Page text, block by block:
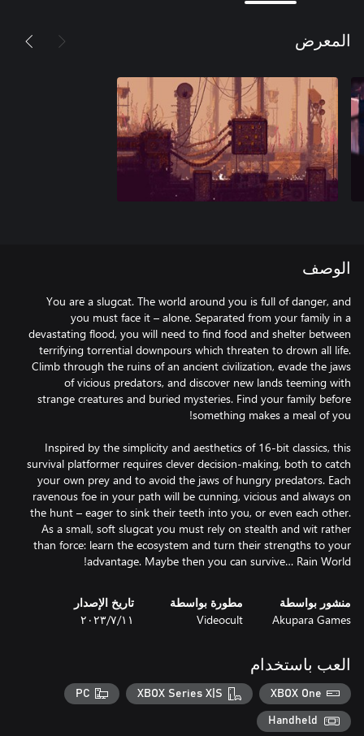
المعرض
الوصف
You are a slugcat. The world around you is full of danger, and
you must face it – alone. Separated from your family in a
devastating flood, you will need to find food and shelter between
terrifying torrential downpours which threaten to drown all life.
Climb through the ruins of an ancient civilization, evade the jaws
of vicious predators, and discover new lands teeming with
strange creatures and buried mysteries. Find your family before
Inspired by the simplicity and aesthetics of 16-bit classics, this
survival platformer requires clever decision-making, both to catch
your own prey and to avoid the jaws of hungry predators. Each
ravenous foe in your path will be cunning, vicious and always on
the hunt – eager to sink their teeth into you, or even each other.
As a small, soft slugcat you must rely on stealth and wit rather
than force: learn the ecosystem and turn their strengths to your
advantage. Maybe then you can survive… Rain World!
منشور بواسطة
Akupara Games
مطورة بواسطة
Videocult
تاريخ الإصدار
١١‏/٧‏/٢٠٢٣
العب باستخدام
XBOX One
XBOX Series X|S
PC
Handheld